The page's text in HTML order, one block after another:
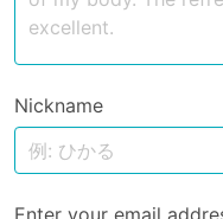
Nickname
Enter your email